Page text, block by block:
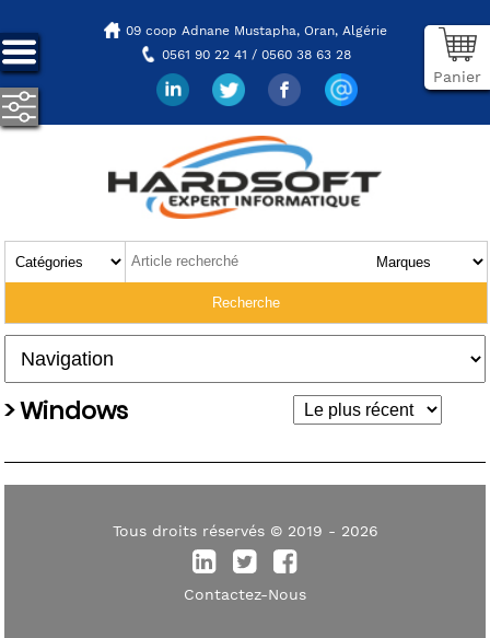
09 coop Adnane Mustapha, Oran, Algérie
0561 90 22 41 / 0560 38 63 28
Panier
> Windows
Tous droits réservés © 2019 - 2026
Contactez-Nous